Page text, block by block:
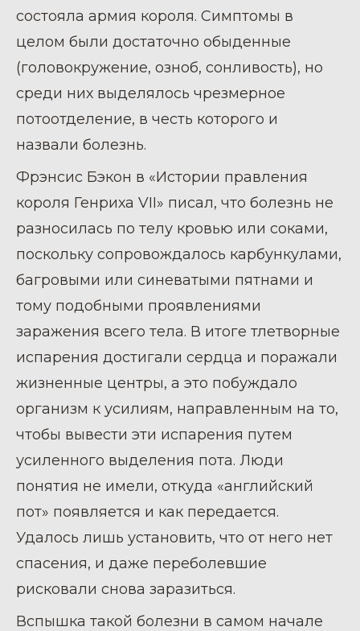
состояла армия короля. Симптомы в
целом были достаточно обыденные
(головокружение, озноб, сонливость), но
среди них выделялось чрезмерное
потоотделение, в честь которого и
назвали болезнь.
Фрэнсис Бэкон в «Истории правления
короля Генриха VII» писал, что болезнь не
разносилась по телу кровью или соками,
поскольку сопровождалось карбункулами,
багровыми или синеватыми пятнами и
тому подобными проявлениями
заражения всего тела. В итоге тлетворные
испарения достигали сердца и поражали
жизненные центры, а это побуждало
организм к усилиям, направленным на то,
чтобы вывести эти испарения путем
усиленного выделения пота. Люди
понятия не имели, откуда «английский
пот» появляется и как передается.
Удалось лишь установить, что от него нет
спасения, и даже переболевшие
рисковали снова заразиться.
Вспышка такой болезни в самом начале